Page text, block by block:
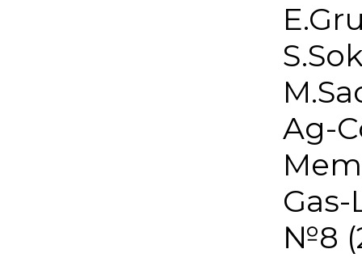
Ag-
№8